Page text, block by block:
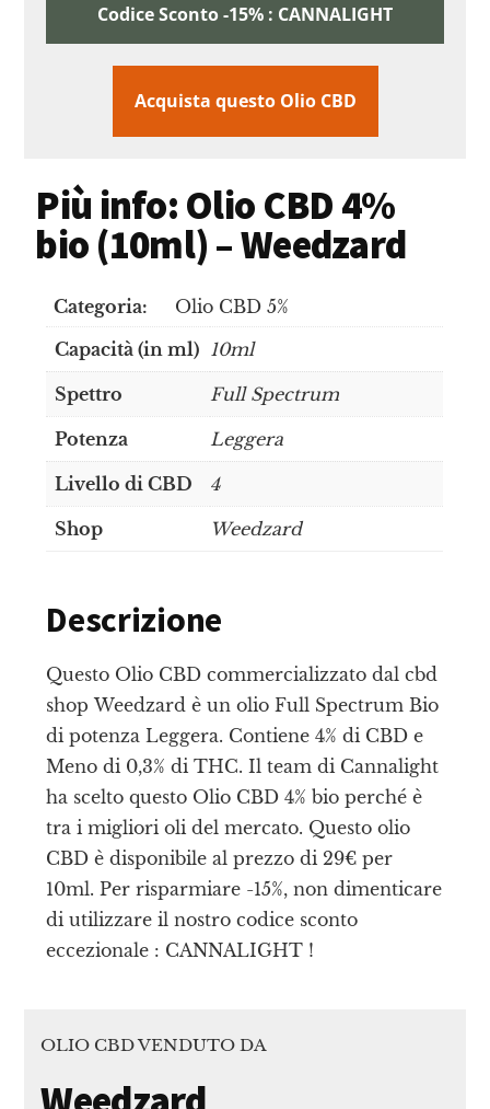
Codice Sconto -15% : CANNALIGHT
Acquista questo Olio CBD
Più info: Olio CBD 4%
bio (10ml) – Weedzard
Categoria:
Olio CBD 5%
Capacità (in ml)
10ml
Spettro Full Spectrum
Potenza Leggera
Livello di CBD 4
Shop Weedzard
Descrizione
Questo Olio CBD commercializzato dal cbd
shop Weedzard è un olio Full Spectrum Bio
di potenza Leggera. Contiene 4% di CBD e
Meno di 0,3% di THC. Il team di Cannalight
ha scelto questo Olio CBD 4% bio perché è
tra i migliori oli del mercato. Questo olio
CBD è disponibile al prezzo di 29€ per
10ml. Per risparmiare -15%, non dimenticare
di utilizzare il nostro codice sconto
eccezionale : CANNALIGHT !
OLIO CBD VENDUTO DA